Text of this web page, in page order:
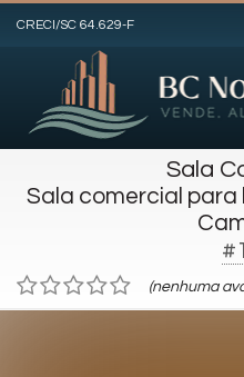
CRECI/SC 64.629-F
Sala
Sala comercial
(nenhuma